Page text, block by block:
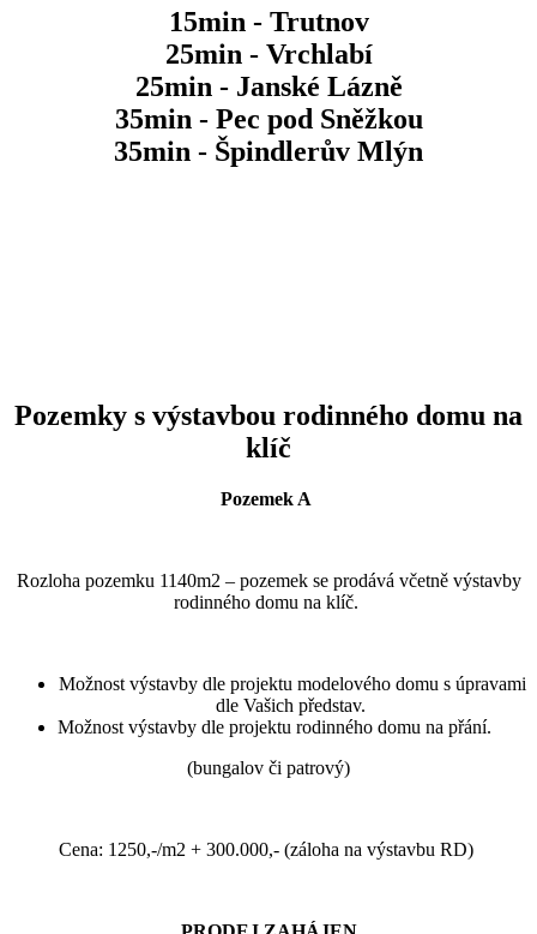
15min - Trutnov
25min - Vrchlabí
25min - Janské Lázně
35min - Pec pod Sněžkou
35min - Špindlerův Mlýn
Pozemky s výstavbou rodinného domu na
klíč
Pozemek A
Rozloha pozemku 1140m2 – pozemek se prodává včetně výstavby
rodinného domu na klíč.
Možnost výstavby dle projektu modelového domu s úpravami
dle Vašich představ.
Možnost výstavby dle projektu rodinného domu na přání.
(bungalov či patrový)
Cena: 1250,-/m2 + 300.000,- (záloha na výstavbu RD)